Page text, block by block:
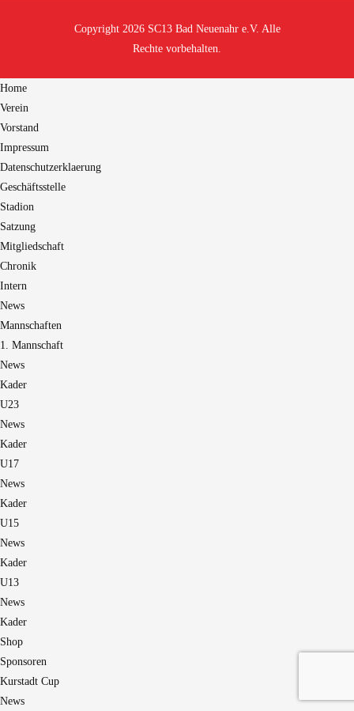
Copyright 2026 SC13 Bad Neuenahr e.V. Alle
Rechte vorbehalten.
Home
Verein
Vorstand
Impressum
Datenschutzerklaerung
Geschäftsstelle
Stadion
Satzung
Mitgliedschaft
Chronik
Intern
News
Mannschaften
1. Mannschaft
News
Kader
U23
News
Kader
U17
News
Kader
U15
News
Kader
U13
News
Kader
Shop
Sponsoren
Kurstadt Cup
News